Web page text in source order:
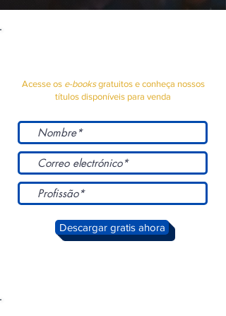
Acesse os e-booksgratuitos e conheça nossos
títulos disponíveis para venda
Descargar gratis ahora